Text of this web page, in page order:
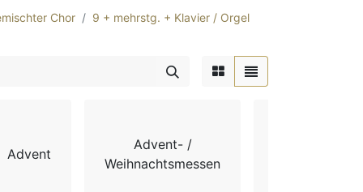
Chor
9 + mehrstg. + Klavier / Orgel
Advent
Advent- /
Weihnachtsmessen